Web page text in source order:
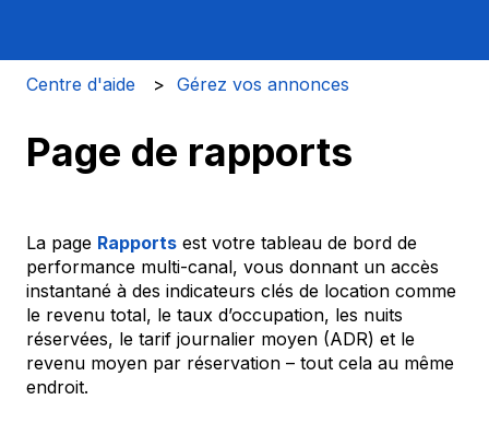
Centre d'aide Gérez vos annonces
Page de rapports
La page Rapports est votre tableau de bord de
performance multi-canal, vous donnant un accès
instantané à des indicateurs clés de location comme
le revenu total, le taux d’occupation, les nuits
réservées, le tarif journalier moyen (ADR) et le
revenu moyen par réservation – tout cela au même
endroit.